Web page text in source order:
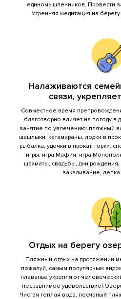
единомышленников. Провести
Утренняя медитация на
Налаживаются
связи,
Совместное время
благотворно влияет на погоду
занятие по увлечению: пляжный
шашлыки, катамараны, лодки в
рыбалка, удочки в прокат, горки,
игры, игра Мафия, игра
шахматы, свадьбы, дни
закаливание,
Отдых на берегу
Пляжный отдых на протяжении
пожалуй, самым популярным
плаванье укрепляют
несравнимое удовольствие!
Чистая теплая вода, песчаный